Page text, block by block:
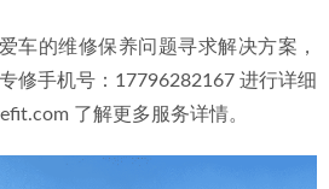
车的维修保养问题寻求解决方案，
修手机号：17796282167 进行详细
了解更多服务详情。